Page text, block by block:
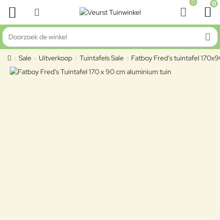
0 0
Doorzoek de winkel
home
Sale Uitverkoop Tuintafels Sale Fatboy Fred's tuintafel